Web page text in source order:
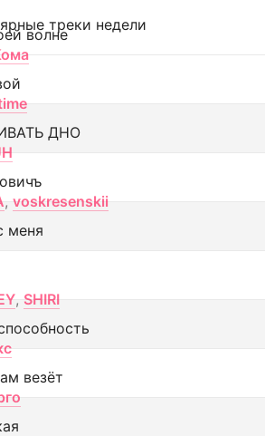
треки недели
волне
ДНО
, voskresenskii
меня
, SHIRI
везёт